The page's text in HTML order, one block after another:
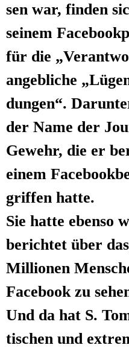
sen war, fin­den
sei­nem
für die
angeb­li­che
dun­gen“.
der Name der
Gewehr, die er
einem
grif­fen hatte.
Sie hat­te eben­so
berich­tet über
Mil­lio­nen
Face­book zu
Und da hat S.
ti­schen und